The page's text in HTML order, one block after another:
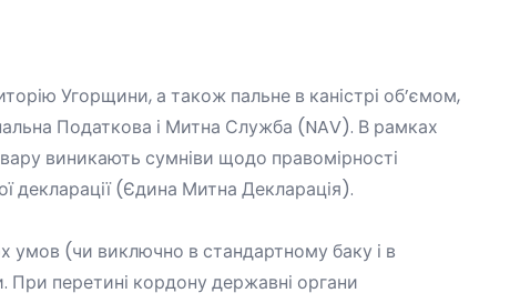
Угорщини, а також пальне в каністрі об’ємом,
Податкова і Митна Служба (NAV). В рамках
виникають сумніви щодо правомірності
декларації (Єдина Митна Декларація).
умов (чи виключно в стандартному баку і в
При перетині кордону державні органи